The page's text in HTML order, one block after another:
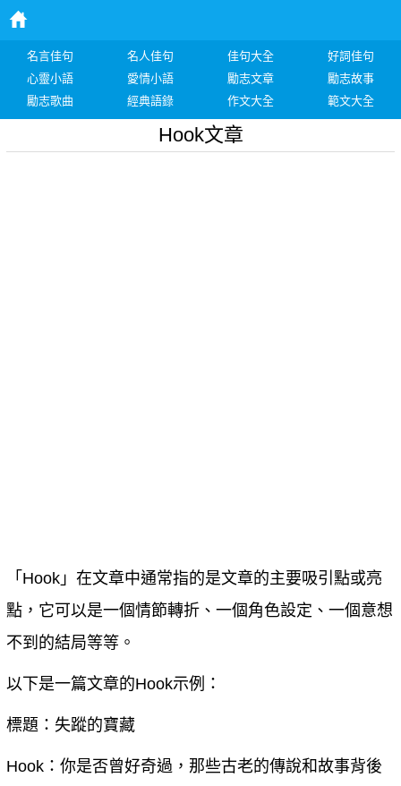
名言佳句 名人佳句 佳句大全
好詞佳句
心靈小語
愛情小語 勵志文章
勵志故事
勵志歌曲
經典語錄 作文大全 範文大全
Hook文章
「Hook」在文章中通常指的是文章的主要吸引點或亮
點，它可以是一個情節轉折、一個角色設定、一個意想
不到的結局等等。
以下是一篇文章的Hook示例：
標題：失蹤的寶藏
Hook：你是否曾好奇過，那些古老的傳說和故事背後